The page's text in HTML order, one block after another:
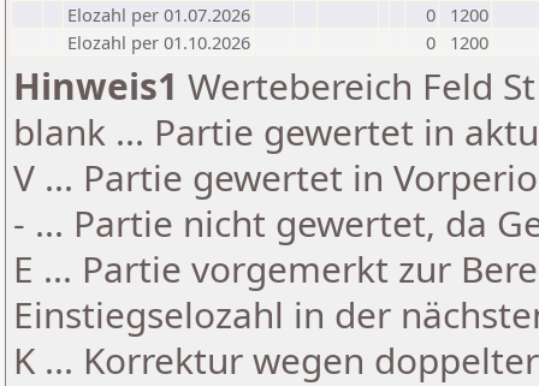
Elozahl per 01.07.2026
0
1200
Elozahl per 01.10.2026
0 1200
Hinweis1 Wertebereich Feld
blank ... Partie gewertet in
V ... Partie gewertet in
- ... Partie nicht gewertet, da
E ... Partie vorgemerkt zur
Einstiegselozahl in der
K ... Korrektur wegen